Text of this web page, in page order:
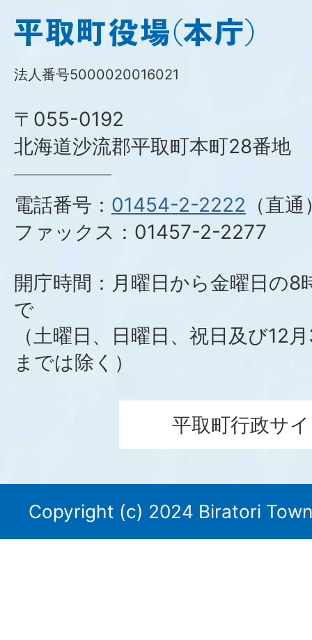
平
取
町
役
場
(本
庁)
法人番号5000020016021
〒055-0192
北海道沙流郡平取町本町28番地
電話番号： 01454-2-2222 （直
ファックス： 01457-2-2277
開庁時間：月曜日から金曜日の8
で
（土曜日、日曜日、祝日及び12
までは除く）
平取町行政サ
Copyright (c) 2024 Biratori